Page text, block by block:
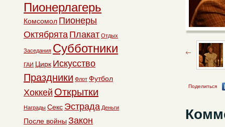
Поделиться
Пионерлагерь
Комсомол Пионеры
Октябрята Плакат Отдых
Заседания Субботники
ГАИ Цирк Искусство
Праздники Флот Футбол
Хоккей Открытки
Награды Секс Эстрада Деньги
После войны Закон